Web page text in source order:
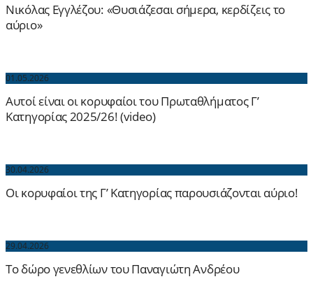
Νικόλας Εγγλέζου: «Θυσιάζεσαι σήμερα, κερδίζεις το
αύριο»
01.05.2026
Αυτοί είναι οι κορυφαίοι του Πρωταθλήματος Γ’
Κατηγορίας 2025/26! (video)
30.04.2026
Οι κορυφαίοι της Γ’ Κατηγορίας παρουσιάζονται αύριο!
29.04.2026
Το δώρο γενεθλίων του Παναγιώτη Ανδρέου